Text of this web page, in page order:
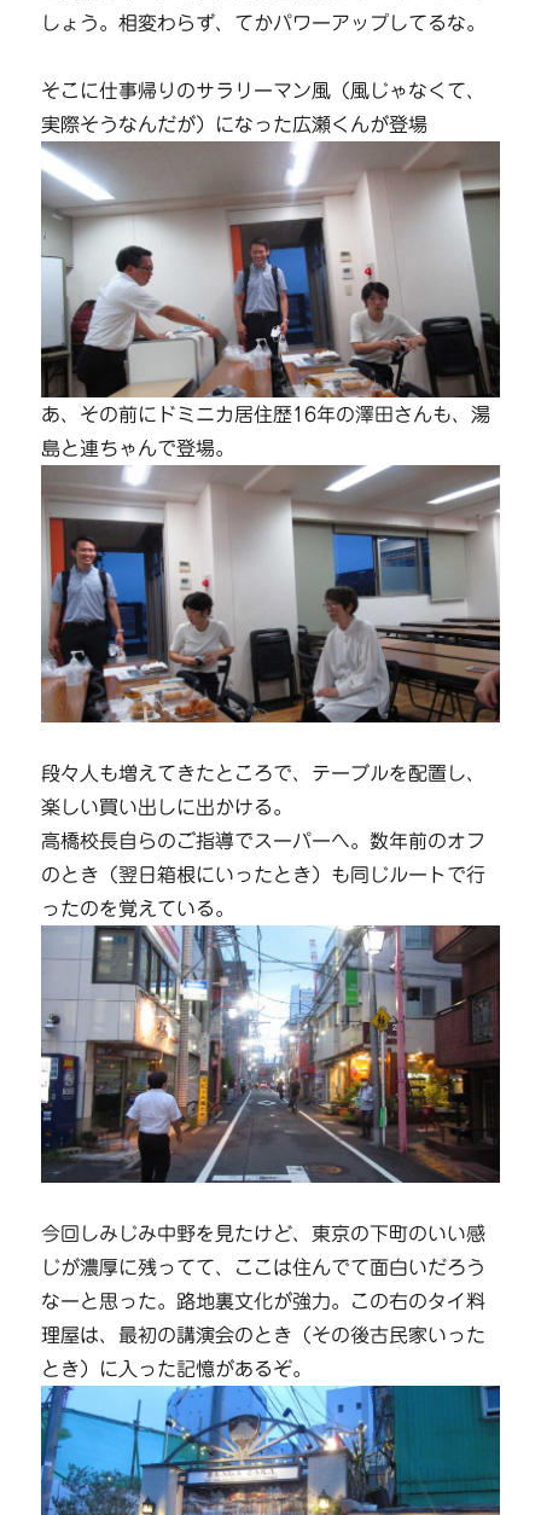
しょう。相変わらず、てかパワーアップしてるな。
そこに仕事帰りのサラリーマン風（風じゃなくて、
実際そうなんだが）になった広瀬くんが登場
あ、その前にドミニカ居住歴16年の澤田さんも、湯
島と連ちゃんで登場。
段々人も増えてきたところで、テーブルを配置し、
楽しい買い出しに出かける。
高橋校長自らのご指導でスーパーへ。数年前のオフ
のとき（翌日箱根にいったとき）も同じルートで行
ったのを覚えている。
今回しみじみ中野を見たけど、東京の下町のいい感
じが濃厚に残ってて、ここは住んでて面白いだろう
なーと思った。路地裏文化が強力。この右のタイ料
理屋は、最初の講演会のとき（その後古民家いった
とき）に入った記憶があるぞ。